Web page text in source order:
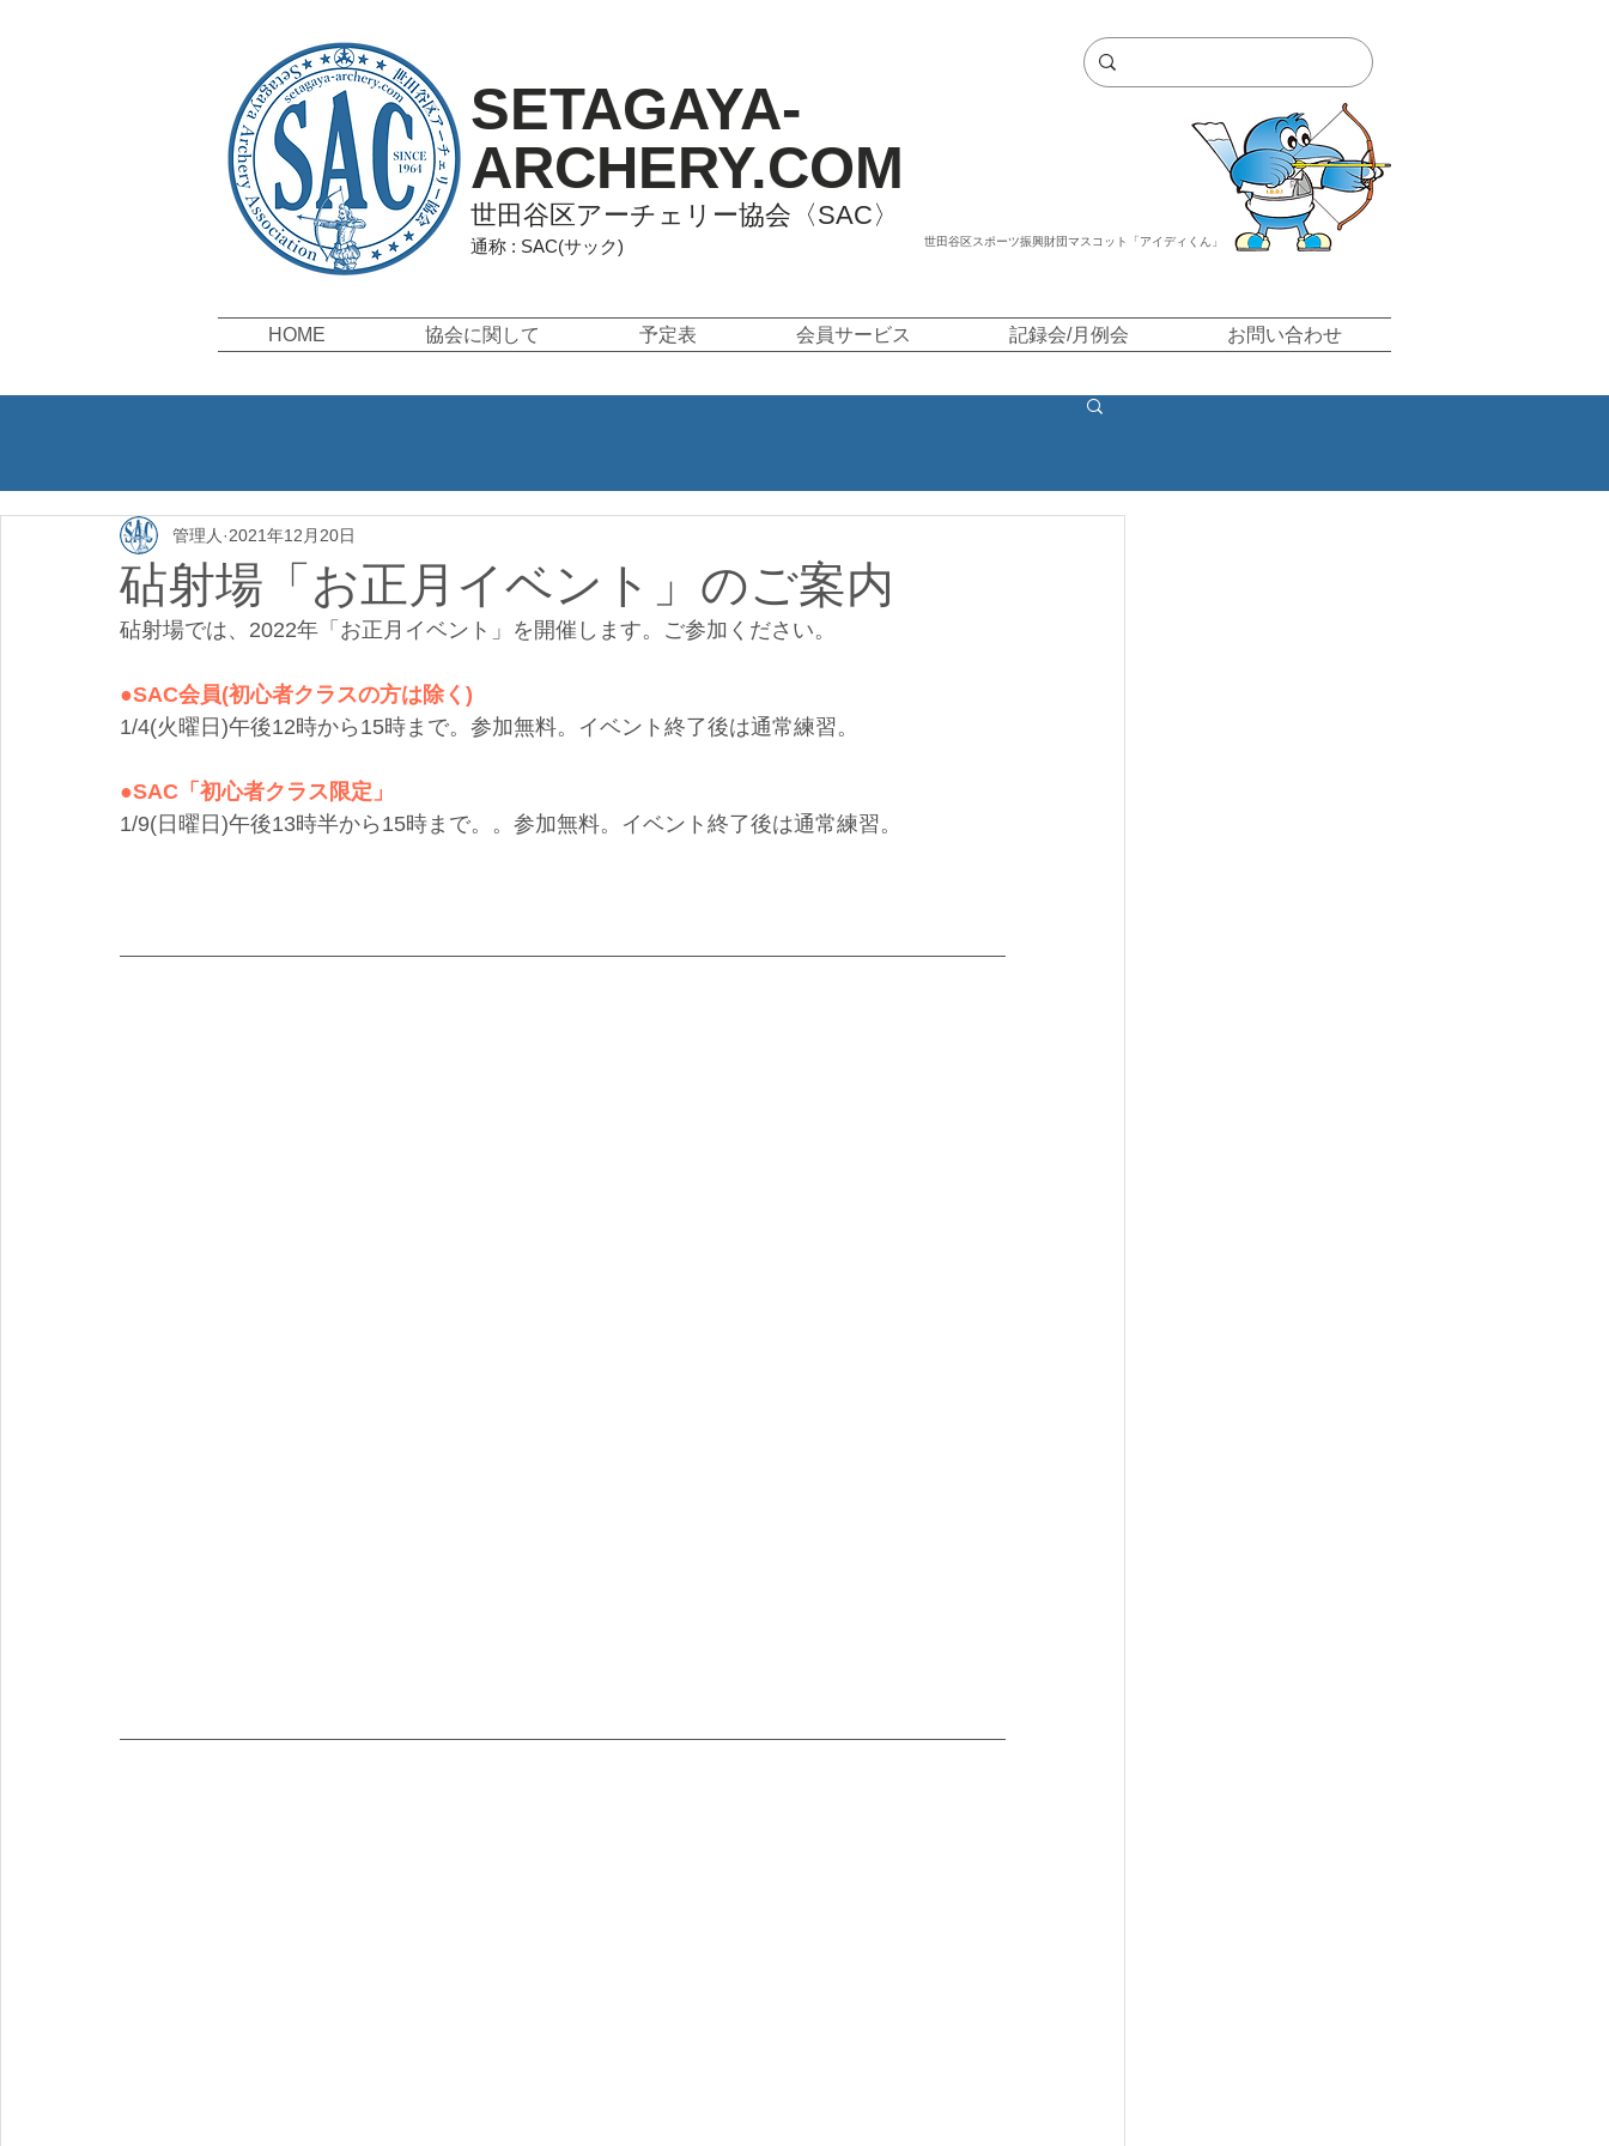
SETAGAYA-
ARCHERY.COM
世田谷区アーチェリー協会〈SAC〉
世田谷区スポーツ振興財団マスコット「アイディくん」
通称 : SAC(サック)
HOME 協会に関して 予定表 会員サービス 記録会/月例会 お問い合わせ
砧射場「お正月イベント」のご案内
管理人 2021年12月20日
砧射場では、2022年「お正月イベント」を開催します。ご参加ください。
●SAC会員(初心者クラスの方は除く)
1/4(火曜日)午後12時から15時まで。参加無料。イベント終了後は通常練習。
●SAC「初心者クラス限定」
1/9(日曜日)午後13時半から15時まで。。参加無料。イベント終了後は通常練習。